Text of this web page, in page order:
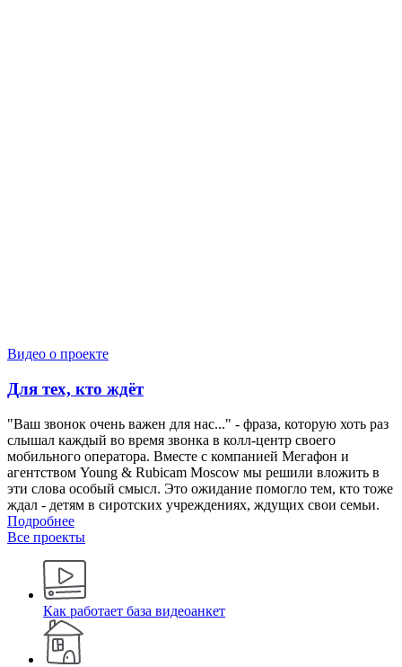
Видео о проекте
Для тех, кто ждёт
"Ваш звонок очень важен для нас..." - фраза, которую хоть раз
слышал каждый во время звонка в колл-центр своего
мобильного оператора. Вместе с компанией Мегафон и
агентством Young & Rubicam Moscow мы решили вложить в
эти слова особый смысл. Это ожидание помогло тем, кто тоже
ждал - детям в сиротских учреждениях, ждущих свои семьи.
Подробнее
Все проекты
Как работает база видеоанкет